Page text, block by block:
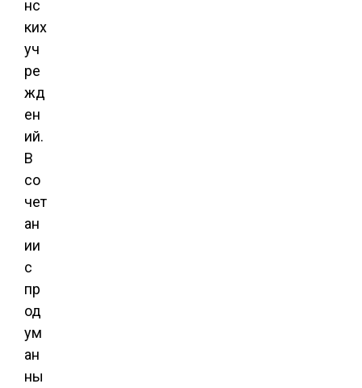
нс
ких
уч
ре
жд
ен
ий.
В
со
чет
ан
ии
с
пр
од
ум
ан
ны